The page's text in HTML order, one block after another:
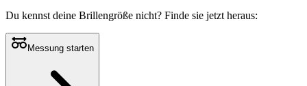
Du kennst deine Brillengröße nicht? Finde sie jetzt heraus:
Messung starten